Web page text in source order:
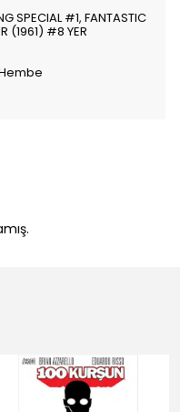
SPECIAL #1, FANTASTIC
(1961) #8 YER